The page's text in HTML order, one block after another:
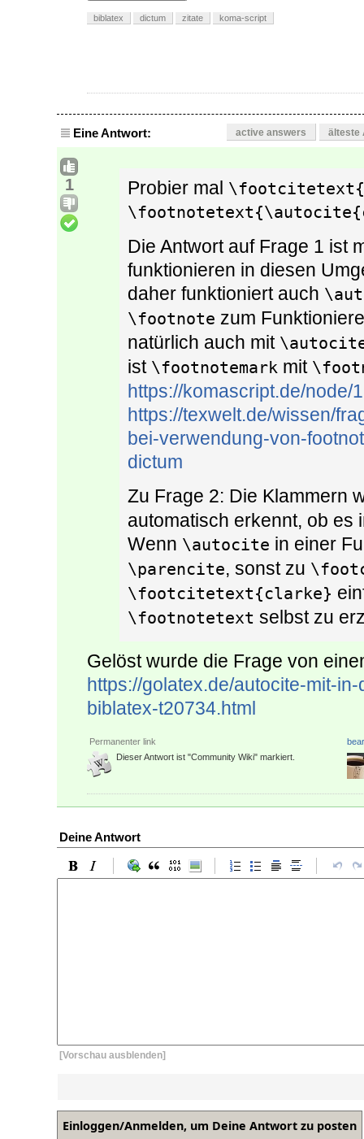
biblatex dictum zitate koma-script
Eine Antwort: active answers älteste
1 Probier mal
Die Antwort auf Frage 1 ist
funktionieren in diesen
daher funktioniert auch
\footnote zum
natürlich auch mit
ist \footnotemark mit
https://komascript.de/node/
https://texwelt.de/wissen/
bei-verwendung-von-
dictum
Zu Frage 2: Die Klammern
automatisch erkennt, ob es
Wenn \autocite in einer
\parencite, sonst zu
\footcitetext{clarke}
\footnotetext selbst zu
Gelöst wurde die Frage von
https://golatex.de/autocite-mit-
biblatex-t20734.html
Permanenter link
Dieser Antwort ist "Community Wiki" markiert.
Deine Antwort
[Vorschau ausblenden]